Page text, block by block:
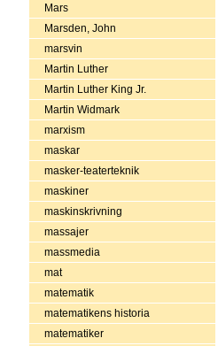
Mars
Marsden, John
marsvin
Martin Luther
Martin Luther King Jr.
Martin Widmark
marxism
maskar
masker-teaterteknik
maskiner
maskinskrivning
massajer
massmedia
mat
matematik
matematikens historia
matematiker